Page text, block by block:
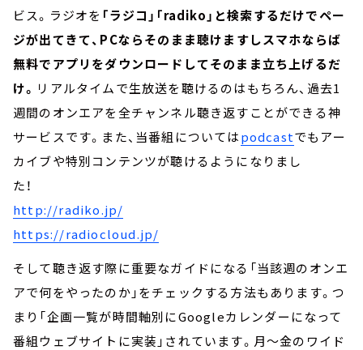
ビス。ラジオを 「ラジコ」「radiko」と検索するだけでペー
ジが出てきて、PCならそのまま聴けますしスマホならば
無料でアプリをダウンロードしてそのまま立ち上げるだ
け。 リアルタイムで生放送を聴けるのはもちろん、過去1
週間のオンエアを全チャンネル聴き返すことができる神
サービスです。また、当番組についてはpodcastでもアー
カイブや特別コンテンツが聴けるようになりまし
た！
http://radiko.jp/
https://radiocloud.jp/
そして聴き返す際に重要なガイドになる「当該週のオンエ
アで何をやったのか」をチェックする方法もあります。つ
まり「企画一覧が時間軸別にGoogleカレンダーになって
番組ウェブサイトに実装」されています。月～金のワイド